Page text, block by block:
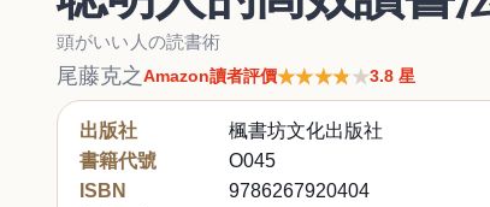
頭がいい人の読書術
尾藤克之Amazon讀者評價★★★★★
★★★★★3.8 星
出版社
楓書坊文化出版社
書籍代號
O045
ISBN
9786267920404